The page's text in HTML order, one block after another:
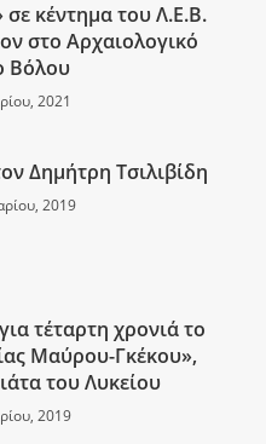
κέντημα του Λ.Ε.Β.
στο Αρχαιολογικό
Βόλου
2021
Δημήτρη Τσιλιβίδη
2019
τέταρτη χρονιά το
Μαύρου-Γκέκου»,
του Λυκείου
2019